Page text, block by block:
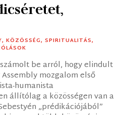
,KÖZÖSSÉG,SPIRITUALITÁS,
be arról, hogy elindult
mozgalom első
humanista
állítólag a közösségen van a
„prédikációjából”